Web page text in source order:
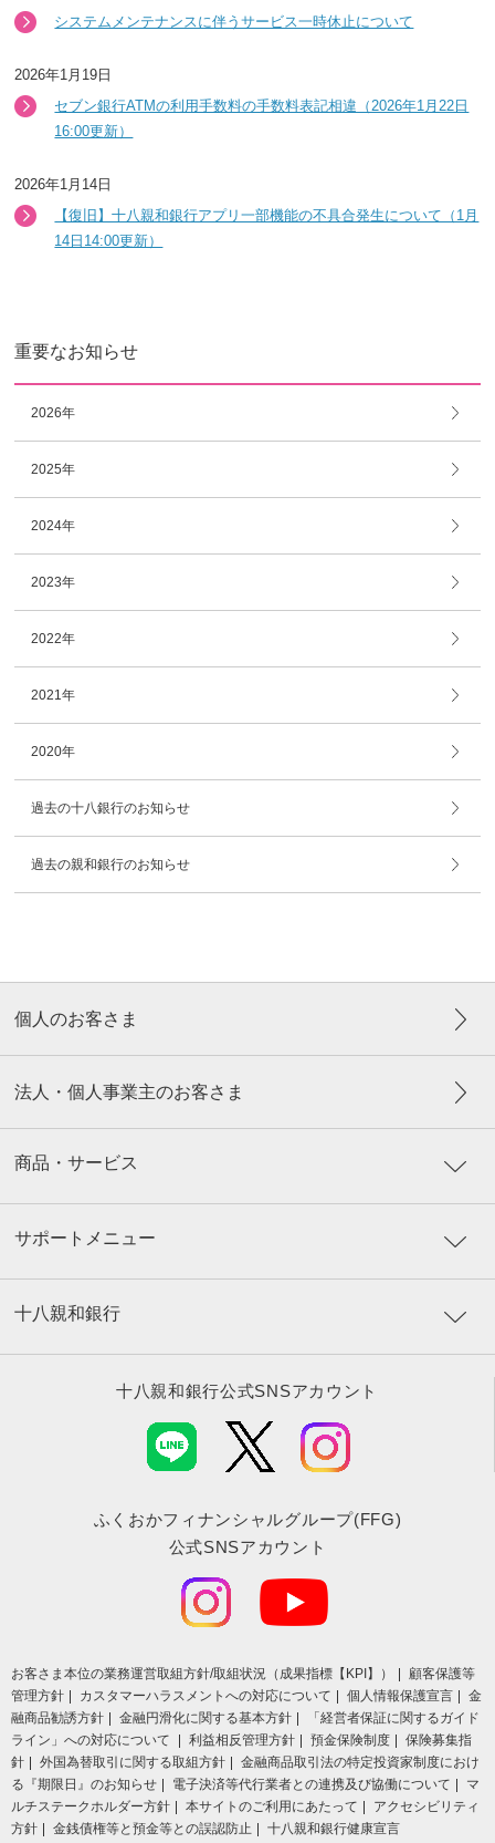
システムメンテナンスに伴うサービス一時休止について
2026年1月19日
セブン銀行ATMの利用手数料の手数料表記相違（2026年1月22日
16:00更新）
2026年1月14日
【復旧】十八親和銀行アプリ一部機能の不具合発生について（1月
14日14:00更新）
重要なお知らせ
2026年
2025年
2024年
2023年
2022年
2021年
2020年
過去の十八銀行のお知らせ
過去の親和銀行のお知らせ
個人のお客さま
法人・個人事業主のお客さま
商品・サービス
サポートメニュー
十八親和銀行
十八親和銀行公式SNSアカウント
ふくおかフィナンシャルグループ(FFG)
公式SNSアカウント
お客さま本位の業務運営取組⽅針/取組状況（成果指標【KPI】）
顧客保護等
管理方針
カスタマーハラスメントへの対応について 個人情報保護宣言
金
融商品勧誘方針
金融円滑化に関する基本方針
「経営者保証に関するガイド
ライン」への対応について
利益相反管理方針 預金保険制度
保険募集指
針
外国為替取引に関する取組方針
金融商品取引法の特定投資家制度におけ
る『期限日』のお知らせ
電子決済等代行業者との連携及び協働について
マ
ルチステークホルダー方針
本サイトのご利用にあたって
アクセシビリティ
方針
金銭債権等と預金等との誤認防止 十八親和銀行健康宣言